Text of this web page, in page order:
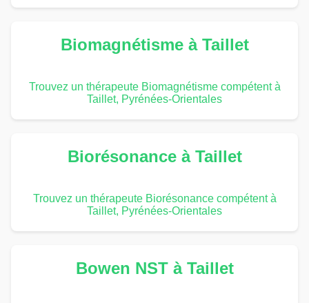
Biomagnétisme à Taillet
Trouvez un thérapeute Biomagnétisme compétent à
Taillet, Pyrénées-Orientales
Biorésonance à Taillet
Trouvez un thérapeute Biorésonance compétent à
Taillet, Pyrénées-Orientales
Bowen NST à Taillet